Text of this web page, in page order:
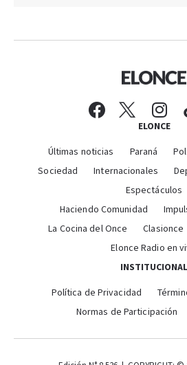
ELONCE
Últimas noticias Paraná
Sociedad
Internacionales
Espectáculos
Haciendo Comunidad
La Cocina del Once
Clasionce
Elonce Radio en
INSTITUCIONAL
Política de Privacidad
Normas de Participación